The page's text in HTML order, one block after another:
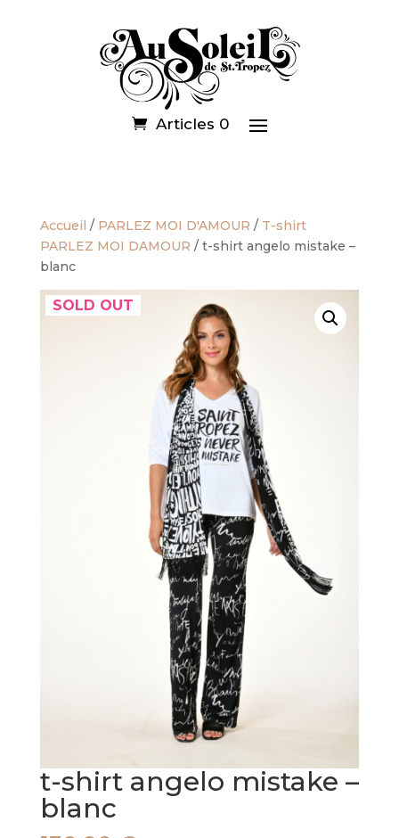
Articles 0
Accueil / PARLEZ MOI D'AMOUR / T-shirt
PARLEZ MOI DAMOUR / t-shirt angelo mistake –
blanc
SOLD OUT
t-shirt angelo mistake –
blanc